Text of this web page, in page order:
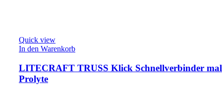
Quick view
In den Warenkorb
LITECRAFT TRUSS Klick Schnellverbinder
Prolyte